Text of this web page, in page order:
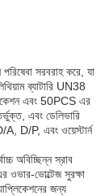
সরবরাহ করে, যা
ব্যাটারি UN38
এবং 50PCS এর
এবং ডেলিভারি
A, D/P, এবং ওয়েস্টার্ন
অবিচ্ছিন্ন স্রাব
ভোল্টেজ সুরক্ষা
জন্য